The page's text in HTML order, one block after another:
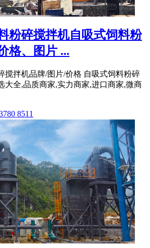
粉碎搅拌机自吸式饲料粉
格、图片 ...
搅拌机品牌/图片/价格 自吸式饲料粉碎
大全,品质商家,实力商家,进口商家,微商
8511